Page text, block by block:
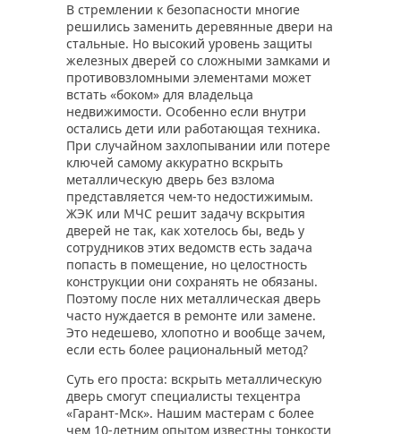
В стремлении к безопасности многие
решились заменить деревянные двери на
стальные. Но высокий уровень защиты
железных дверей со сложными замками и
противовзломными элементами может
встать «боком» для владельца
недвижимости. Особенно если внутри
остались дети или работающая техника.
При случайном захлопывании или потере
ключей самому аккуратно вскрыть
металлическую дверь без взлома
представляется чем-то недостижимым.
ЖЭК или МЧС решит задачу вскрытия
дверей не так, как хотелось бы, ведь у
сотрудников этих ведомств есть задача
попасть в помещение, но целостность
конструкции они сохранять не обязаны.
Поэтому после них металлическая дверь
часто нуждается в ремонте или замене.
Это недешево, хлопотно и вообще зачем,
если есть более рациональный метод?
Суть его проста: вскрыть металлическую
дверь смогут специалисты техцентра
«Гарант-Мск». Нашим мастерам с более
чем 10-летним опытом известны тонкости